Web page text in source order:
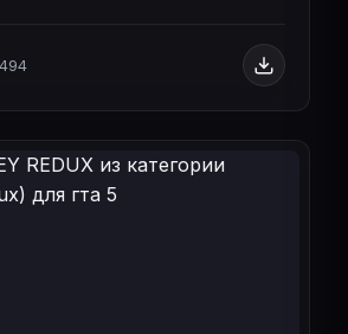
графическое решение
комфорта в